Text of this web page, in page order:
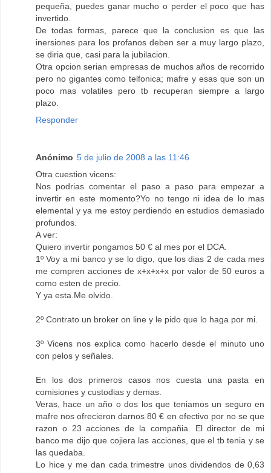
pequeña, puedes ganar mucho o perder el poco que has
invertido.
De todas formas, parece que la conclusion es que las
inersiones para los profanos deben ser a muy largo plazo,
se diria que, casi para la jubilacion.
Otra opcion serian empresas de muchos años de recorrido
pero no gigantes como telfonica; mafre y esas que son un
poco mas volatiles pero tb recuperan siempre a largo
plazo.
Responder
Anónimo 5 de julio de 2008 a las 11:46
Otra cuestion vicens:
Nos podrias comentar el paso a paso para empezar a
invertir en este momento?Yo no tengo ni idea de lo mas
elemental y ya me estoy perdiendo en estudios demasiado
profundos.
A ver:
Quiero invertir pongamos 50 € al mes por el DCA.
1º Voy a mi banco y se lo digo, que los dias 2 de cada mes
me compren acciones de x+x+x+x por valor de 50 euros a
como esten de precio.
Y ya esta.Me olvido.
2º Contrato un broker on line y le pido que lo haga por mi.
3º Vicens nos explica como hacerlo desde el minuto uno
con pelos y señales.
En los dos primeros casos nos cuesta una pasta en
comisiones y custodias y demas.
Veras, hace un año o dos los que teniamos un seguro en
mafre nos ofrecieron darnos 80 € en efectivo por no se que
razon o 23 acciones de la compañia. El director de mi
banco me dijo que cojiera las acciones, que el tb tenia y se
las quedaba.
Lo hice y me dan cada trimestre unos dividendos de 0,63